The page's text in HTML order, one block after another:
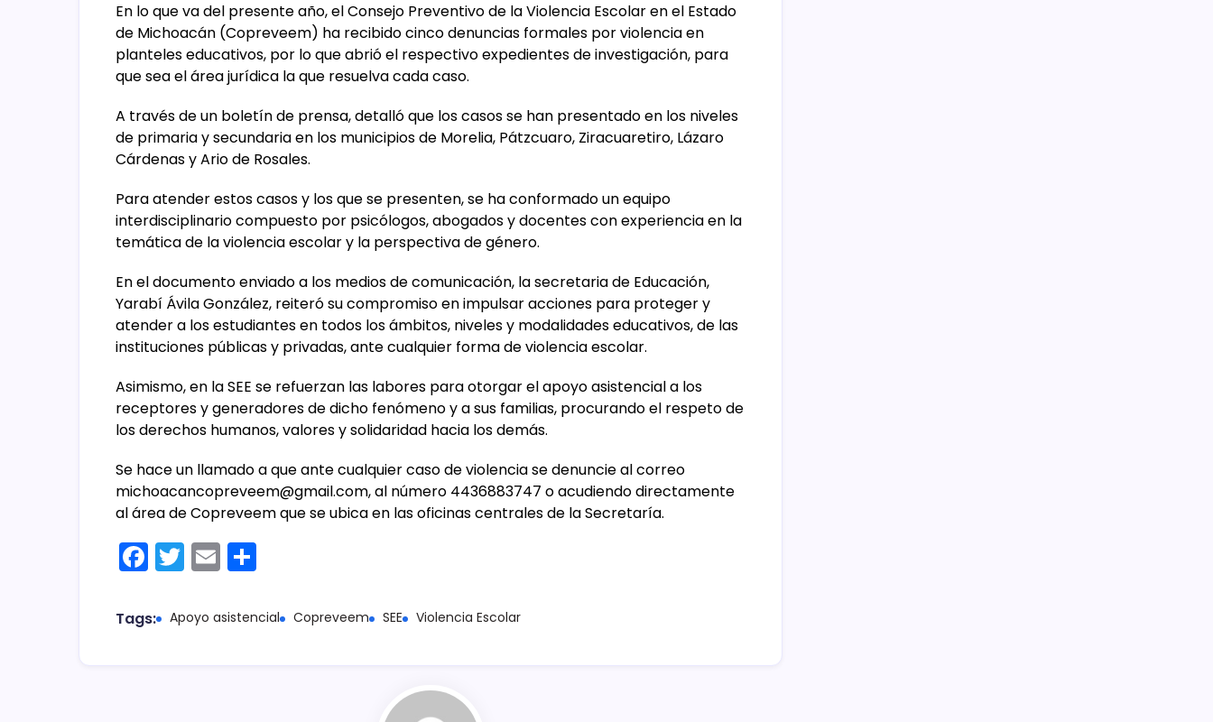
En lo que va del presente año, el Consejo Preventivo de la Violencia Escolar en el Estado
de Michoacán (Copreveem) ha recibido cinco denuncias formales por violencia en
planteles educativos, por lo que abrió el respectivo expedientes de investigación, para
que sea el área jurídica la que resuelva cada caso.
A través de un boletín de prensa, detalló que los casos se han presentado en los niveles
de primaria y secundaria en los municipios de Morelia, Pátzcuaro, Ziracuaretiro, Lázaro
Cárdenas y Ario de Rosales.
Para atender estos casos y los que se presenten, se ha conformado un equipo
interdisciplinario compuesto por psicólogos, abogados y docentes con experiencia en la
temática de la violencia escolar y la perspectiva de género.
En el documento enviado a los medios de comunicación, la secretaria de Educación,
Yarabí Ávila González, reiteró su compromiso en impulsar acciones para proteger y
atender a los estudiantes en todos los ámbitos, niveles y modalidades educativos, de las
instituciones públicas y privadas, ante cualquier forma de violencia escolar.
Asimismo, en la SEE se refuerzan las labores para otorgar el apoyo asistencial a los
receptores y generadores de dicho fenómeno y a sus familias, procurando el respeto de
los derechos humanos, valores y solidaridad hacia los demás.
Se hace un llamado a que ante cualquier caso de violencia se denuncie al correo
michoacancopreveem@gmail.com, al número 4436883747 o acudiendo directamente
al área de Copreveem que se ubica en las oficinas centrales de la Secretaría.
F
c
T
itt
E
ai m
Tags: Apoyo asistencial Copreveem SEE Violencia Escolar